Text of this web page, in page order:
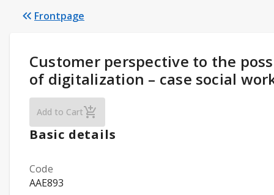
Frontpage
Study Details:
Customer perspective to the
of digitalization – case social
Add to CartCustomer perspective to the possibilities of
Basic details
Code
AAE893